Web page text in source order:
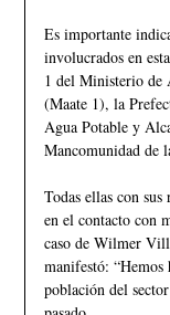
Es importante
involucrados en
1 del Ministerio de
(Maate 1), la
Agua Potable y
Mancomunidad de
Todas ellas con sus
en el contacto con
caso de Wilmer
manifestó: “Hemos
población del